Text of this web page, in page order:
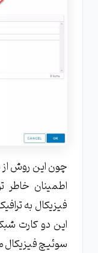
اطمینان
این دو کارت
سوئیچ فیزیکال